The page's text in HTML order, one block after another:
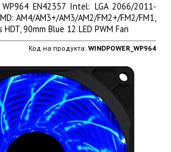
EN42357 Intel: LGA 2066/2011-
AM4/AM3+/AM3/AM2/FM2+/FM2/FM1,
90mm Blue 12 LED PWM Fan
Код на продукта:WINDPOWER_WP964